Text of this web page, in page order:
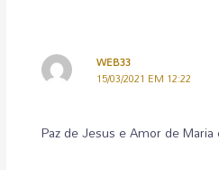
WEB33
15/03/2021 EM 12:22
Paz de Jesus e Amor de